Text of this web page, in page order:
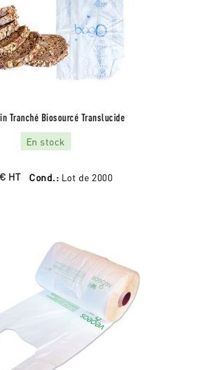
Tranché Biosourcé Translucide
En stock
HT Cond.: Lot de 2000